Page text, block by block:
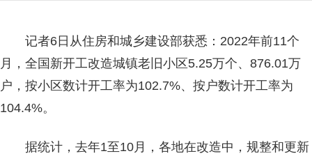
记者6日从住房和城乡建设部获悉：2022年前11个
月，全国新开工改造城镇老旧小区5.25万个、876.01万
户，按小区数计开工率为102.7%、按户数计开工率为
104.4%。
据统计，去年1至10月，各地在改造中，规整和更新